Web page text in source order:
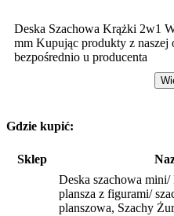
Deska Szachowa Krążki 2w1
mm Kupując produkty z naszej
bezpośrednio u producenta
Gdzie kupić:
Sklep
Deska szachowa mini/
plansza z figurami/
planszowa, Szachy